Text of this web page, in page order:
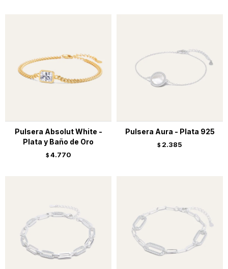
Pulsera Absolut White -
Plata y Baño de Oro
$ 4.770
Pulsera Aura - Plata 925
$ 2.385